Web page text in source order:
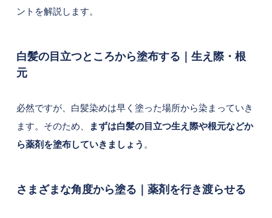
ントを解説します。
白髪の目立つところから塗布する｜生え際・根
元
必然ですが、白髪染めは早く塗った場所から染まっていき
ます。そのため、
まずは白髪の目立つ生え際や根元などか
ら薬剤を塗布していきましょう 。
さまざまな角度から塗る｜薬剤を行き渡らせる